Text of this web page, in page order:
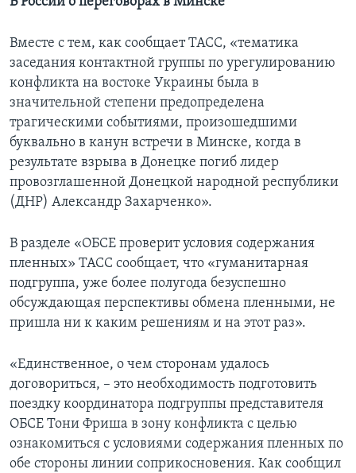
Вместе с тем, как сообщает ТАСС, «тематика
заседания контактной группы по урегулированию
конфликта на востоке Украины была в
значительной степени предопределена
трагическими событиями, произошедшими
буквально в канун встречи в Минске, когда в
результате взрыва в Донецке погиб лидер
провозглашенной Донецкой народной республики
(ДНР) Александр Захарченко».
В разделе «ОБСЕ проверит условия содержания
пленных» ТАСС сообщает, что «гуманитарная
подгруппа, уже более полугода безуспешно
обсуждающая перспективы обмена пленными, не
пришла ни к каким решениям и на этот раз».
«Единственное, о чем сторонам удалось
договориться, – это необходимость подготовить
поездку координатора подгруппы представителя
ОБСЕ Тони Фриша в зону конфликта с целью
ознакомиться с условиями содержания пленных по
обе стороны линии соприкосновения. Как сообщил